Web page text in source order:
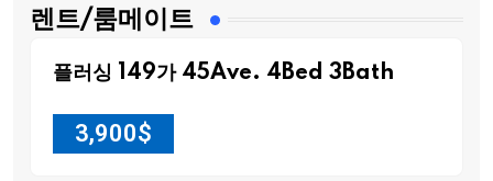
렌트/룸메이트
플러싱 149가 45Ave. 4Bed 3Bath
3,900$